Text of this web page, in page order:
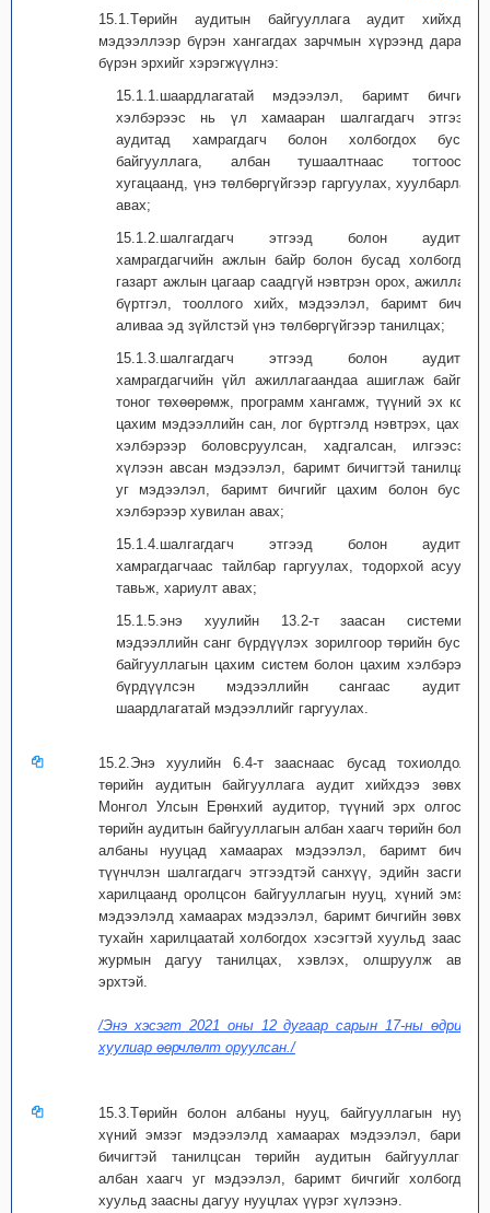
15.1.Төрийн аудитын байгууллага аудит хийхдээ
мэдээллээр бүрэн хангагдах зарчмын хүрээнд дараах
бүрэн эрхийг хэрэгжүүлнэ:
15.1.1.шаардлагатай мэдээлэл, баримт бичгийг
хэлбэрээс нь үл хамааран шалгагдагч этгээд,
аудитад хамрагдагч болон холбогдох бусад
байгууллага, албан тушаалтнаас тогтоосон
хугацаанд, үнэ төлбөргүйгээр гаргуулах, хуулбарлаж
авах;
15.1.2.шалгагдагч этгээд болон аудитад
хамрагдагчийн ажлын байр болон бусад холбогдох
газарт ажлын цагаар саадгүй нэвтрэн орох, ажиллах,
бүртгэл, тооллого хийх, мэдээлэл, баримт бичиг,
аливаа эд зүйлстэй үнэ төлбөргүйгээр танилцах;
15.1.3.шалгагдагч этгээд болон аудитад
хамрагдагчийн үйл ажиллагаандаа ашиглаж байгаа
тоног төхөөрөмж, программ хангамж, түүний эх код,
цахим мэдээллийн сан, лог бүртгэлд нэвтрэх, цахим
хэлбэрээр боловсруулсан, хадгалсан, илгээсэн,
хүлээн авсан мэдээлэл, баримт бичигтэй танилцах,
уг мэдээлэл, баримт бичгийг цахим болон бусад
хэлбэрээр хувилан авах;
15.1.4.шалгагдагч этгээд болон аудитад
хамрагдагчаас тайлбар гаргуулах, тодорхой асуулт
тавьж, хариулт авах;
15.1.5.энэ хуулийн 13.2-т заасан системийн
мэдээллийн санг бүрдүүлэх зорилгоор төрийн бусад
байгууллагын цахим систем болон цахим хэлбэрээр
бүрдүүлсэн мэдээллийн сангаас аудитад
шаардлагатай мэдээллийг гаргуулах.
15.2.Энэ хуулийн 6.4-т зааснаас бусад тохиолдолд
төрийн аудитын байгууллага аудит хийхдээ зөвхөн
Монгол Улсын Ерөнхий аудитор, түүний эрх олгосон
төрийн аудитын байгууллагын албан хаагч төрийн болон
албаны нууцад хамаарах мэдээлэл, баримт бичиг,
түүнчлэн шалгагдагч этгээдтэй санхүү, эдийн засгийн
харилцаанд оролцсон байгууллагын нууц, хүний эмзэг
мэдээлэлд хамаарах мэдээлэл, баримт бичгийн зөвхөн
тухайн харилцаатай холбогдох хэсэгтэй хуульд заасан
журмын дагуу танилцах, хэвлэх, олшруулж авах
эрхтэй.
/Энэ хэсэгт 2021 оны 12 дугаар сарын 17-ны өдрийн
хуулиар өөрчлөлт оруулсан./
15.3.Төрийн болон албаны нууц, байгууллагын нууц,
хүний эмзэг мэдээлэлд хамаарах мэдээлэл, баримт
бичигтэй танилцсан төрийн аудитын байгууллагын
албан хаагч уг мэдээлэл, баримт бичгийг холбогдох
хуульд заасны дагуу нууцлах үүрэг хүлээнэ.